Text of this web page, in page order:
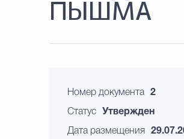
ПЫШМА
Номер документа 2
Статус Утвержден
Дата размещения